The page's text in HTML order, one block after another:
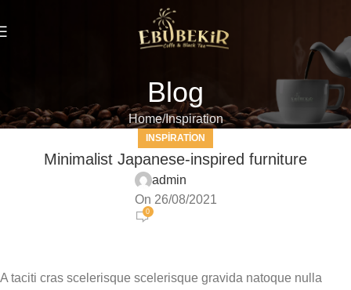
Blog
Home Inspiration
INSPIRATION
Minimalist Japanese-inspired furniture
admin
On 26/08/2021
0
A taciti cras scelerisque scelerisque gravida natoque nulla